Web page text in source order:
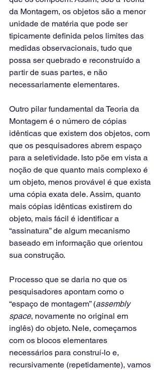
da Montagem, os objetos são a menor
unidade de matéria que pode ser
tipicamente definida pelos limites das
medidas observacionais, tudo que
possa ser quebrado e reconstruído a
partir de suas partes, e não
necessariamente elementares.
Outro pilar fundamental da Teoria da
Montagem é o número de cópias
idênticas que existem dos objetos, com
que os pesquisadores abrem espaço
para a seletividade. Isto põe em vista a
noção de que quanto mais complexo é
um objeto, menos provável é que exista
uma cópia exata dele. Assim, quanto
mais cópias idênticas existirem do
objeto, mais fácil é identificar a
“assinatura” de algum mecanismo
baseado em informação que orientou
sua construção.
Processo que se daria no que os
pesquisadores apontam como o
“espaço de montagem” (assembly
space, novamente no original em
inglês) do objeto. Nele, começamos
com os blocos elementares
necessários para construí-lo e,
recursivamente (repetidamente), vamos